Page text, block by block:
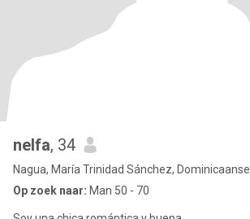
nelfa, 34
Nagua, María Trinidad Sánchez, Dominicaanse
Op zoek naar: Man 50 - 70